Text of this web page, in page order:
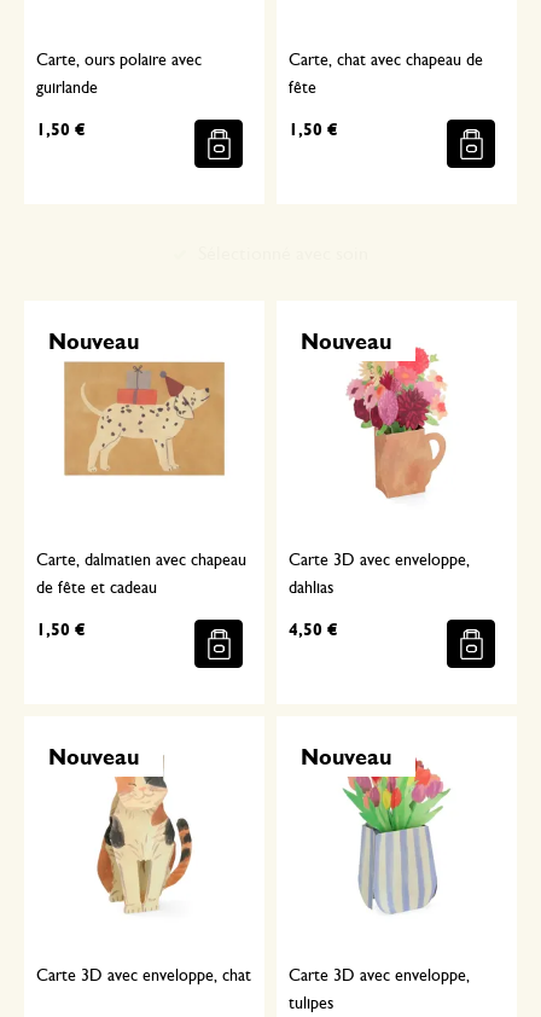
Carte, ours polaire avec
guirlande
1,50 €
Carte, chat avec chapeau de
fête
1,50 €
Nouveau
Carte, dalmatien avec chapeau
de fête et cadeau
1,50 €
Nouveau
Carte 3D avec enveloppe,
dahlias
4,50 €
Nouveau
Carte 3D avec enveloppe, chat
Nouveau
Carte 3D avec enveloppe,
tulipes